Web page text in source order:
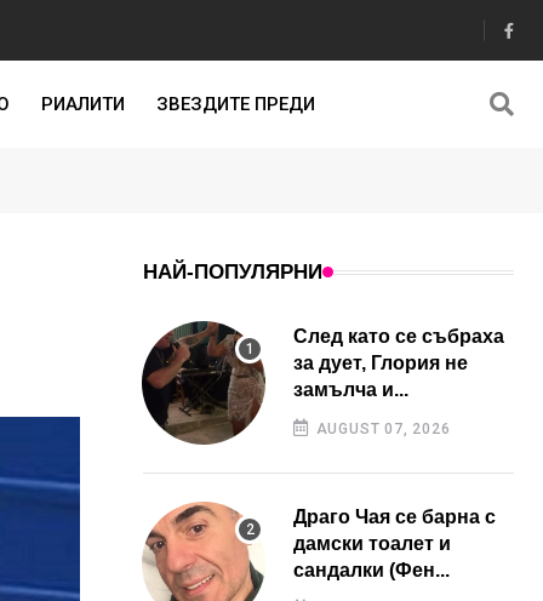
РИАЛИТИ ЗВЕЗДИТЕ ПРЕДИ
НАЙ-ПОПУЛЯРНИ
След като се събраха
за дует, Глория не
замълча и...
AUGUST 07, 2026
Драго Чая се барна с
дамски тоалет и
сандалки (Фен...